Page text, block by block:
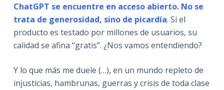
ChatGPT se encuentre en acceso abierto. No se
trata de generosidad, sino de picardía. Si el
producto es testado por millones de usuarios, su
calidad se afina “gratis”. ¿Nos vamos entendiendo?
Y lo que más me duele (…), en un mundo repleto de
injusticias, hambrunas, guerras y crisis de toda clase